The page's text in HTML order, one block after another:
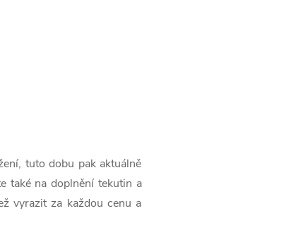
tuto dobu pak aktuálně
také na doplnění tekutin a
vyrazit za každou cenu a